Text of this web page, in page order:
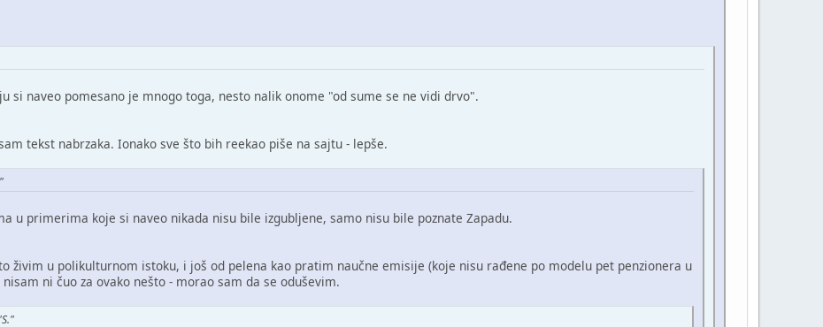
si naveo pomesano je mnogo toga, nesto nalik onome "od sume se ne vidi drvo".
tekst nabrzaka. Ionako sve što bih reekao piše na sajtu - lepše.
u primerima koje si naveo nikada nisu bile izgubljene, samo nisu bile poznate Zapadu.
živim u polikulturnom istoku, i još od pelena kao pratim naučne emisije (koje nisu rađene po modelu pet penzionera u
ni čuo za ovako nešto - morao sam da se oduševim.